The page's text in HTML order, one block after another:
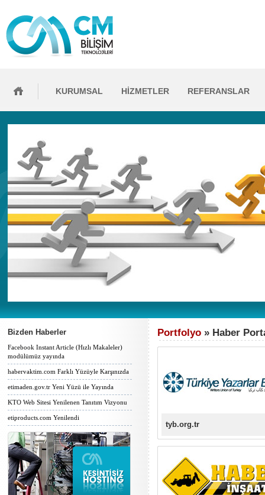
KURUMSAL HİZMETLER REFERANSLAR
Bizden Haberler
Facebook Instant Article (Hızlı Makaleler)
modülümüz yayında
habervaktim.com Farklı Yüzüyle Karşınızda
etimaden.gov.tr Yeni Yüzü ile Yayında
KTO Web Sitesi Yenilenen Tanıtım Vizyonu
etiproducts.com Yenilendi
Portfolyo » Haber
tyb.org.tr